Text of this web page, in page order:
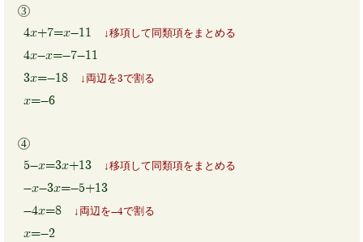
4x+7=x-11 移項して同類項をまとめる
4x-x=-7-11
3x=-18
両辺を3で割る
x=-6
5-x=3x+13 移項して同類項をまとめる
-x-3x=-5+13
-4x=8
両辺を-4で割る
x=-2